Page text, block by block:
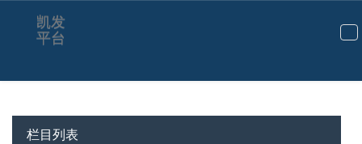
学工动态-凯发平台
切
航
凯发
平台
栏目列表